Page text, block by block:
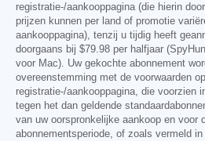
registratie-/aankooppagina (die hierin
prijzen kunnen per land of promotie
aankooppagina), tenzij u tijdig heeft
doorgaans bij $79.98 per halfjaar
voor Mac). Uw gekochte abonnement
overeenstemming met de voorwaarden
registratie-/aankooppagina, die voorzien
tegen het dan geldende
van uw oorspronkelijke aankoop en voor
abonnementsperiode, of zoals vermeld in